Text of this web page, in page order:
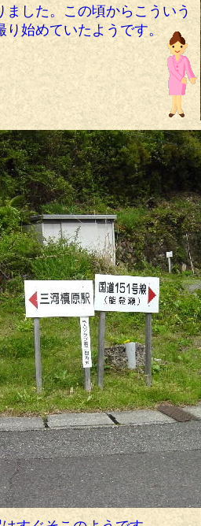
ました。この頃からこういう
り始めていたようです。